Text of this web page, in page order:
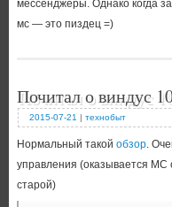
мессенджеры. Однако когда
мс — это пиздец =)
Почитал о виндус
2015-07-21 | технобыт
Нормальный такой обзор.
управления (оказывается МС
старой)